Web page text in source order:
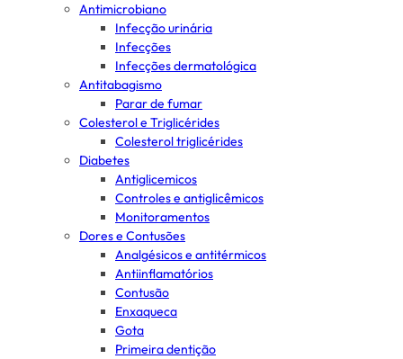
Antimicrobiano
Infecção urinária
Infecções
Infecções dermatológica
Antitabagismo
Parar de fumar
Colesterol e Triglicérides
Colesterol triglicérides
Diabetes
Antiglicemicos
Controles e antiglicêmicos
Monitoramentos
Dores e Contusões
Analgésicos e antitérmicos
Antiinflamatórios
Contusão
Enxaqueca
Gota
Primeira dentição